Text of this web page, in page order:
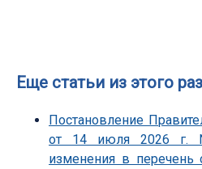
Еще статьи из этого
Постановление
от 14 июля 2026 г.
изменения в перечень